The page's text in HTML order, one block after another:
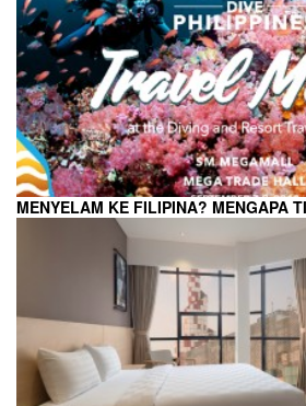
MENYELAM KE FILIPINA? MENGAPA